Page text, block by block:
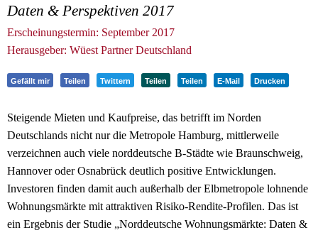
Daten & Perspektiven 2017
Erscheinungstermin: September 2017
Herausgeber: Wüest Partner Deutschland
Gefällt mir Teilen Twittern Teilen Teilen E-Mail Drucken
Steigende Mieten und Kaufpreise, das betrifft im Norden
Deutschlands nicht nur die Metropole Hamburg, mittlerweile
verzeichnen auch viele norddeutsche B-Städte wie Braunschweig,
Hannover oder Osnabrück deutlich positive Entwicklungen.
Investoren finden damit auch außerhalb der Elbmetropole lohnende
Wohnungsmärkte mit attraktiven Risiko-Rendite-Profilen. Das ist
ein Ergebnis der Studie „Norddeutsche Wohnungsmärkte: Daten &